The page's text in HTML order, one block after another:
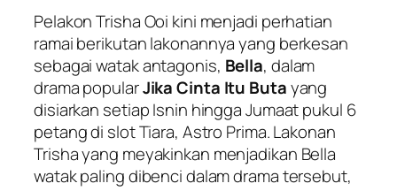
Pelakon Trisha Ooi kini menjadi perhatian
ramai berikutan lakonannya yang berkesan
sebagai watak antagonis, Bella, dalam
drama popularJika Cinta Itu Butayang
disiarkan setiap Isnin hingga Jumaat pukul 6
petang di slot Tiara, Astro Prima. Lakonan
Trisha yang meyakinkan menjadikan Bella
watak paling dibenci dalam drama tersebut,